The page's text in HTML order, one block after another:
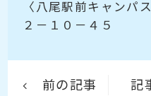
〈八尾駅前キャンパ
２－１０－４５
前の記事 記